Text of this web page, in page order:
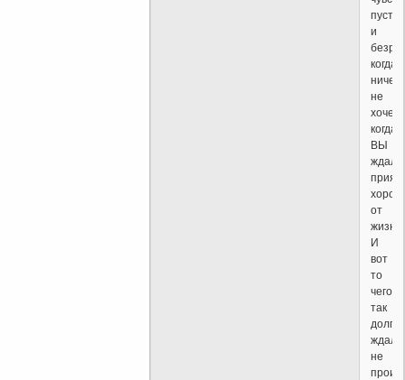
и
когда
ничего
не
когда
ВЫ
ждали
от
жизни.
И
вот
то
чего
так
долго
ждали
не